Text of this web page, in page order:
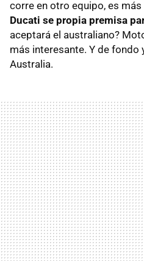
corre en otro equipo, es más
Ducati se propia premisa
aceptará el australiano?
más interesante. Y de fondo
Australia.